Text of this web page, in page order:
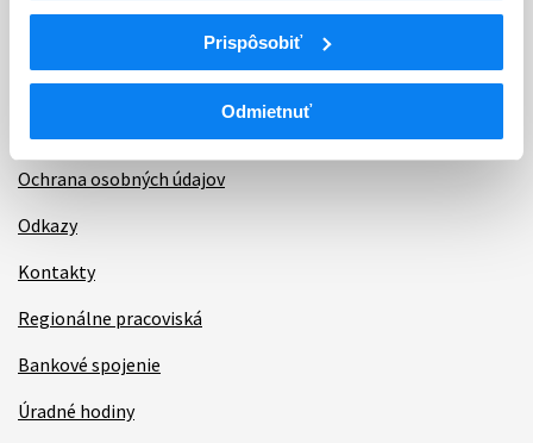
Prispôsobiť
Odmietnuť
Dotazník spokojnosti zákazníka
Sťažnosti a petície
Poskytovanie informácií
Ochrana osobných údajov
Odkazy
Kontakty
Regionálne pracoviská
Bankové spojenie
Úradné hodiny